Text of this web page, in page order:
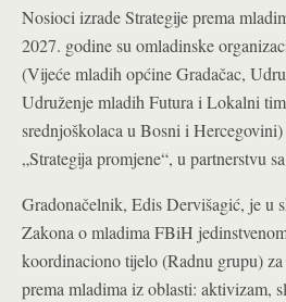
Nosioci izrade Strategije prema
2027. godine su omladinske
(Vijeće mladih općine Gradačac,
Udruženje mladih Futura i Lokalni
srednjoškolaca u Bosni i
„Strategija promjene“, u partnerstvu
Gradonačelnik, Edis Dervišagić, je u
Zakona o mladima FBiH
koordinaciono tijelo (Radnu grupu)
prema mladima iz oblasti: aktivizam,